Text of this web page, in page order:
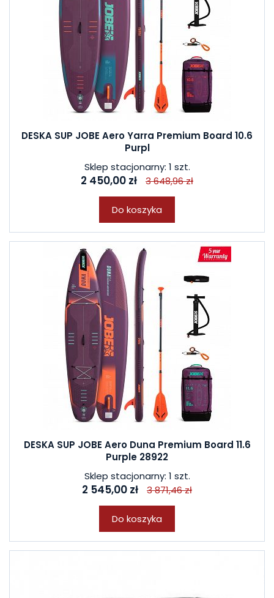
DESKA SUP JOBE Aero Yarra Premium Board 10.6
Purpl
Sklep stacjonarny: 1 szt.
2 450,00 zł 3 648,96 zł
Do koszyka
DESKA SUP JOBE Aero Duna Premium Board 11.6
Purple 28922
Sklep stacjonarny: 1 szt.
2 545,00 zł 3 871,46 zł
Do koszyka